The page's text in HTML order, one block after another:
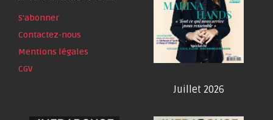
S'abonner
Contactez-nous
Mentions légales
CGV
Juillet 2026